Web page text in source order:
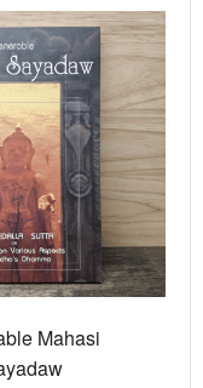
Mahasi
บการณ์ท่องเที่ยว
อบตัว
ญมณี
ณิตศาสตร์